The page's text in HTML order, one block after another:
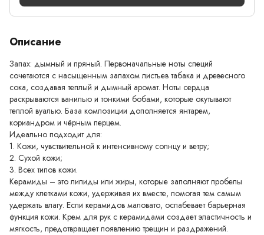
Описание
Запах: дымный и пряный. Первоначальные ноты специй
сочетаются с насыщенным запахом листьев табака и древесного
сока, создавая теплый и дымный аромат. Ноты сердца
раскрываются ванилью и тонкими бобами, которые окутывают
теплой вуалью. База композиции дополняется янтарем,
кориандром и чёрным перцем.
Идеально подходит для:
1. Кожи, чувствительной к интенсивному солнцу и ветру;
2. Сухой кожи;
3. Всех типов кожи.
Керамиды – это липиды или жиры, которые заполняют пробелы
между клетками кожи, удерживая их вместе, помогая тем самым
удержать влагу. Если керамидов маловато, ослабевает барьерная
функция кожи. Крем для рук с керамидами создает эластичность и
мягкость, предотвращает появлению трещин и раздражений.